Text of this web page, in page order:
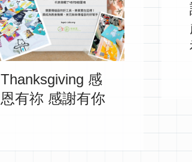
Thanksgiving 感
恩有祢 感謝有你